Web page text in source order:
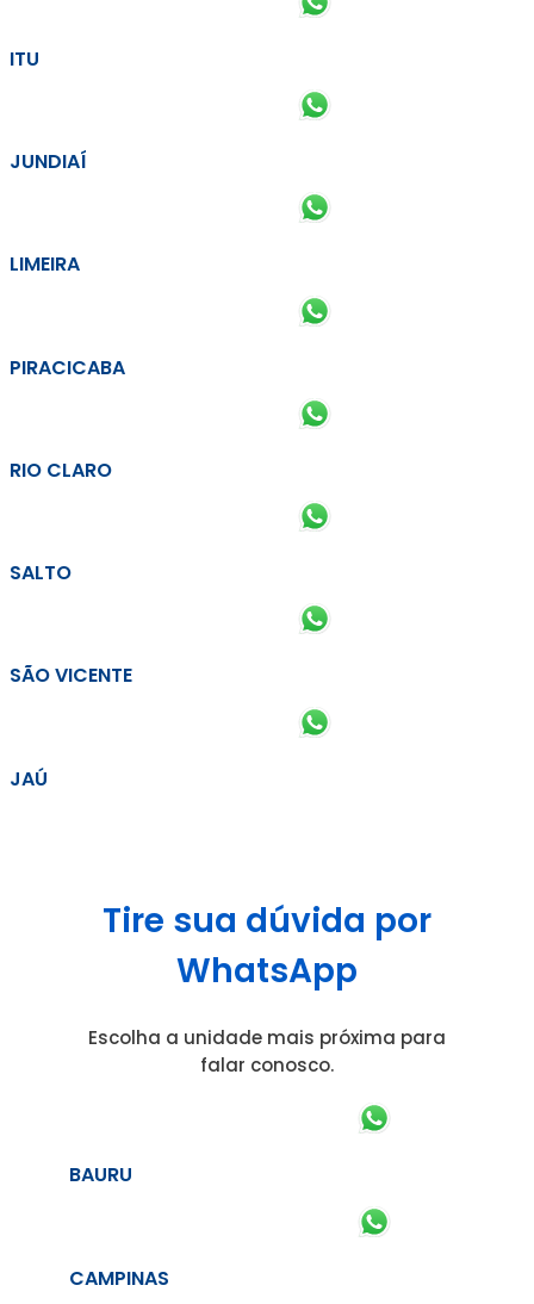
ITU
JUNDIAÍ
LIMEIRA
PIRACICABA
RIO CLARO
SALTO
SÃO VICENTE
JAÚ
Tire sua dúvida por
WhatsApp
Escolha a unidade mais próxima para
falar conosco.
BAURU
CAMPINAS